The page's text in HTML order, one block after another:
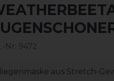
Nr: 9472
aus Stretch-